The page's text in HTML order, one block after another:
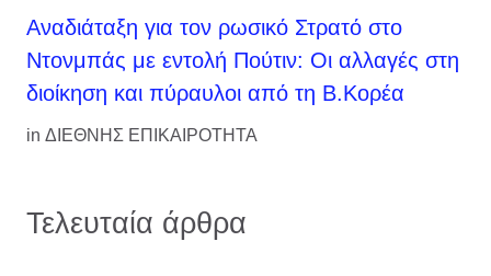
Αναδιάταξη για τον ρωσικό Στρατό στο
Ντονμπάς με εντολή Πούτιν: Οι αλλαγές στη
διοίκηση και πύραυλοι από τη Β.Κορέα
in ΔΙΕΘΝΗΣ ΕΠΙΚΑΙΡΟΤΗΤΑ
Τελευταία άρθρα